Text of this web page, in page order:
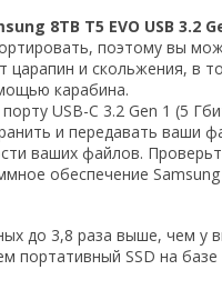
8TB T5 EVO USB 3.2
поэтому вы
царапин и скольжения, в
карабина.
USB-C 3.2 Gen 1 (5
и передавать ваши
ваших файлов.
обеспечение
до 3,8 раза выше, чем у
портативный SSD на базе